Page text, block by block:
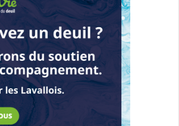
à l’une des dernières visites du
le samedi 19 octobre, soit en avant-
midi. Les visites sont gratuites, durent
le déplacement ! Soyez assuré qu’une
note tous les commentaires et
à faire cette visite, car ce projet qui